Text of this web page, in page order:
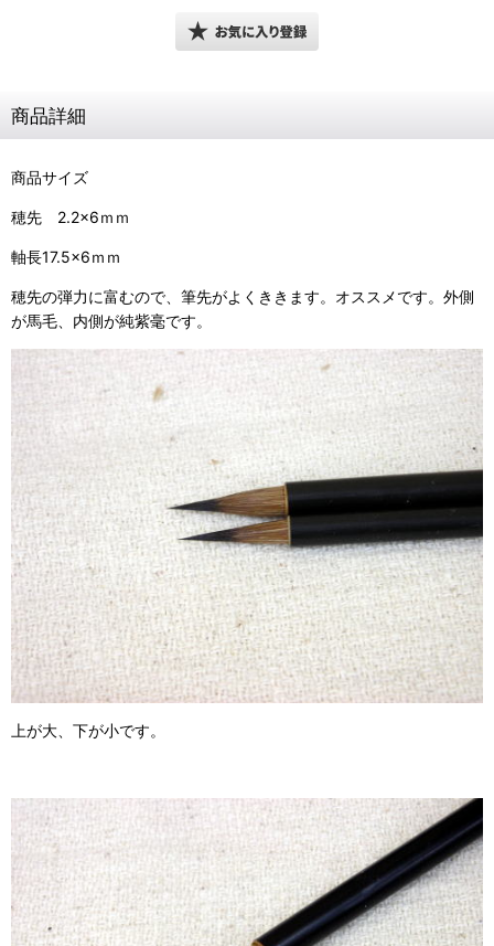
商品詳細
商品サイズ
穂先 2.2×6ｍｍ
軸長17.5×6ｍｍ
穂先の弾力に富むので、筆先がよくききます。オススメです。外側
が馬毛、内側が純紫毫です。
上が大、下が小です。